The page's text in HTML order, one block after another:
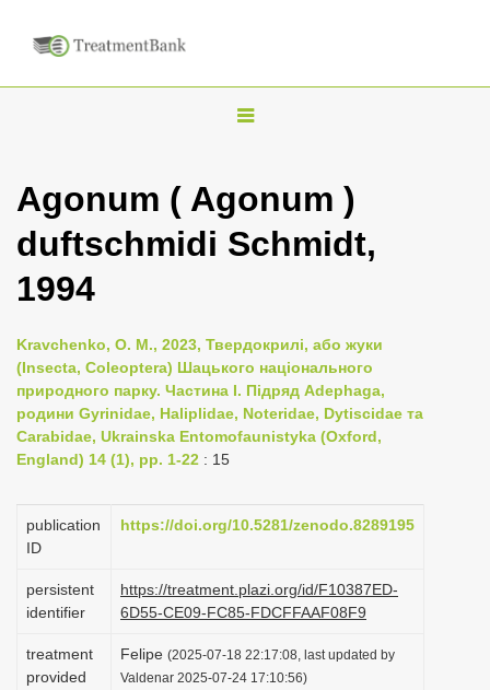
T
g
l
v
i
g
Agonum ( Agonum )
duftschmidi Schmidt,
1994
Kravchenko, O. M., 2023, Твердокрилі, або жуки
(Insecta, Coleoptera) Шацького національного
природного парку. Частина I. Підряд Adephaga,
родини Gyrinidae, Haliplidae, Noteridae, Dytiscidae та
Carabidae, Ukrainska Entomofaunistyka (Oxford,
England) 14 (1), pp. 1-22 : 15
publication
ID
https://doi.org/10.5281/zenodo.8289195
persistent
identifier
https://treatment.plazi.org/id/F10387ED-
6D55-CE09-FC85-FDCFFAAF08F9
treatment
provided
Felipe (2025-07-18 22:17:08, last updated by
Valdenar 2025-07-24 17:10:56)